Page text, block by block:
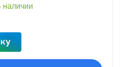
наличии